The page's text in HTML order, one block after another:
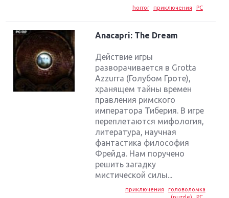
horror приключения PC
Anacapri: The Dream
Действие игры
разворачивается в Grotta
Azzurra (Голубом Гроте),
хранящем тайны времен
правления римского
императора Тиберия. В игре
переплетаются мифология,
литература, научная
фантастика философия
Фрейда. Нам поручено
решить загадку
мистической силы...
приключения
головоломка